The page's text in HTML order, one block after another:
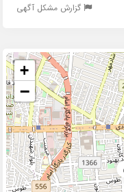
گزارش مشکل آگهی
+
−